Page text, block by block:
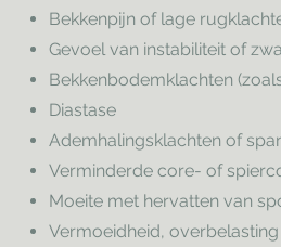
Bekkenpijn of lage
Gevoel van instabiliteit of
Bekkenbodemklachten
Diastase
Ademhalingsklachten of
Verminderde core- of
Moeite met hervatten van
Vermoeidheid,